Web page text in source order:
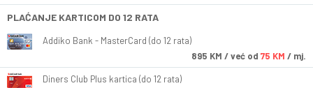
PLAĆANJE KARTICOM DO 12 RATA
Addiko Bank - MasterCard (do 12 rata)
895 KM / već od 75 KM / mj.
Diners Club Plus kartica (do 12 rata)